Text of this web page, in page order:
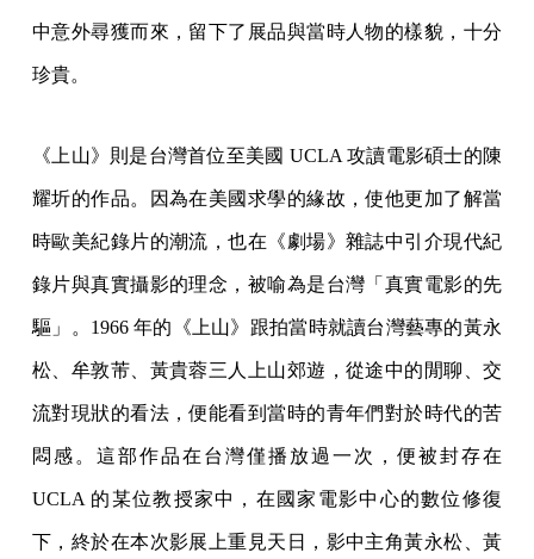
中意外尋獲而來，留下了展品與當時人物的樣貌，十分
珍貴。
《上山》則是台灣首位至美國 UCLA 攻讀電影碩士的陳
耀圻的作品。因為在美國求學的緣故，使他更加了解當
時歐美紀錄片的潮流，也在《劇場》雜誌中引介現代紀
錄片與真實攝影的理念，被喻為是台灣「真實電影的先
驅」。1966 年的《上山》跟拍當時就讀台灣藝專的黃永
松、牟敦芾、黃貴蓉三人上山郊遊，從途中的閒聊、交
流對現狀的看法，便能看到當時的青年們對於時代的苦
悶感。這部作品在台灣僅播放過一次，便被封存在
UCLA 的某位教授家中，在國家電影中心的數位修復
下，終於在本次影展上重見天日，影中主角黃永松、黃